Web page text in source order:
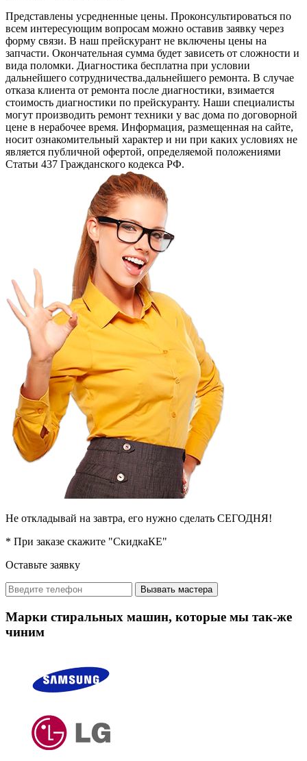
Представлены усредненные цены. Проконсультироваться по
всем интересующим вопросам можно оставив заявку через
форму связи. В наш прейскурант не включены цены на
запчасти. Окончательная сумма будет зависеть от сложности и
вида поломки. Диагностика бесплатна при условии
дальнейшего сотрудничества.дальнейшего ремонта. В случае
отказа клиента от ремонта после диагностики, взимается
стоимость диагностики по прейскуранту. Наши специалисты
могут производить ремонт техники у вас дома по договорной
цене в нерабочее время. Информация, размещенная на сайте,
носит ознакомительный характер и ни при каких условиях не
является публичной офертой, определяемой положениями
Статьи 437 Гражданского кодекса РФ.
Не откладывай на завтра, его нужно сделать СЕГОДНЯ!
* При заказе скажите "СкидкаКЕ"
Оставьте заявку
Вызвать мастера
Марки стиральных машин, которые мы так-же
чиним